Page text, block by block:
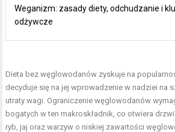
Weganizm: zasady diety, odchudzanie i
odżywcze
Dieta bez węglowodanów zyskuje na
decyduje się na jej wprowadzenie w nadziei na
utraty wagi. Ograniczenie węglowodanów
bogatych w ten makroskładnik, co otwiera
ryb, jaj oraz warzyw o niskiej zawartości